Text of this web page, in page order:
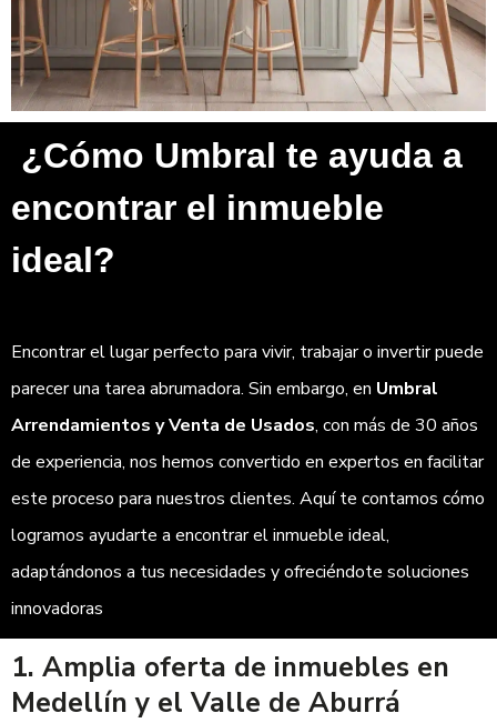
¿Cómo Umbral te ayuda a
encontrar el inmueble
ideal?
Encontrar el lugar perfecto para vivir, trabajar o invertir puede
parecer una tarea abrumadora. Sin embargo, en Umbral
Arrendamientos y Venta de Usados, con más de 30 años
de experiencia, nos hemos convertido en expertos en facilitar
este proceso para nuestros clientes. Aquí te contamos cómo
logramos ayudarte a encontrar el inmueble ideal,
adaptándonos a tus necesidades y ofreciéndote soluciones
innovadoras
1. Amplia oferta de inmuebles en
Medellín y el Valle de Aburrá